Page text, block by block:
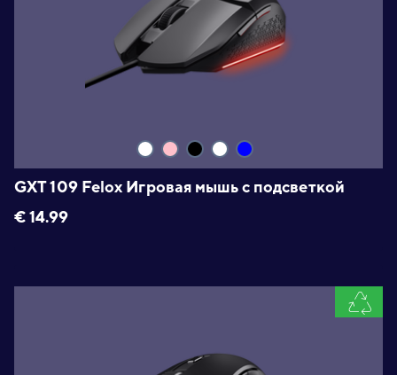
GXT 109 Felox Игровая мышь с подсветкой
€14.99